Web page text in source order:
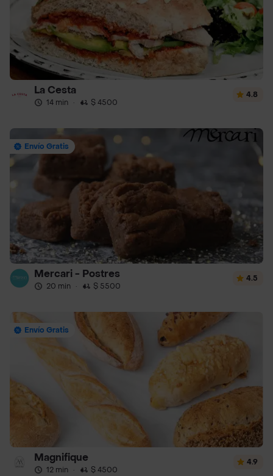
La Cesta
14 min · $ 4500
4.8
Envío Gratis
Mercari - Postres
20 min · $ 5500
4.5
Envío Gratis
Magnifique
12 min · $ 4500
4.9